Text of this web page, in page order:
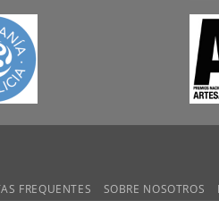
FREQUENTES SOBRE NOSOTROS